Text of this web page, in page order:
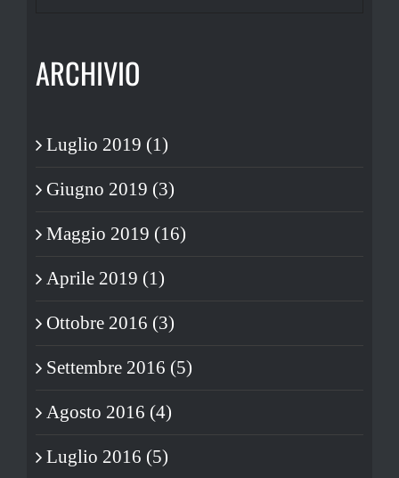
ARCHIVIO
Luglio 2019 (1)
Giugno 2019 (3)
Maggio 2019 (16)
Aprile 2019 (1)
Ottobre 2016 (3)
Settembre 2016 (5)
Agosto 2016 (4)
Luglio 2016 (5)